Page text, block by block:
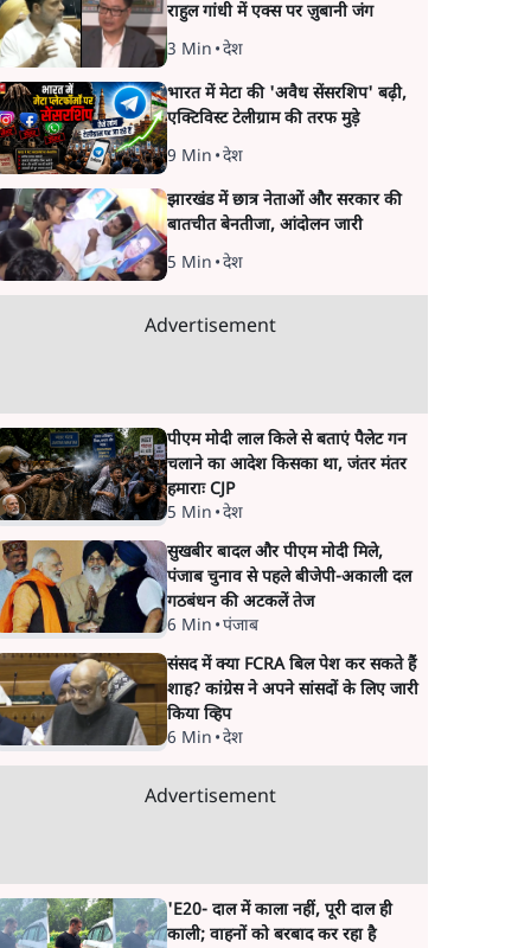
राहुल गांधी में एक्स पर ज़ुबानी जंग
3 Min •देश
भारत में मेटा की 'अवैध सेंसरशिप' बढ़ी,
एक्टिविस्ट टेलीग्राम की तरफ मुड़े
9 Min •देश
झारखंड में छात्र नेताओं और सरकार की
बातचीत बेनतीजा, आंदोलन जारी
5 Min •देश
Advertisement
पीएम मोदी लाल किले से बताएं पैलेट गन
चलाने का आदेश किसका था, जंतर मंतर
हमाराः CJP
5 Min •देश
सुखबीर बादल और पीएम मोदी मिले,
पंजाब चुनाव से पहले बीजेपी-अकाली दल
गठबंधन की अटकलें तेज
6 Min •पंजाब
संसद में क्या FCRA बिल पेश कर सकते हैं
शाह? कांग्रेस ने अपने सांसदों के लिए जारी
किया व्हिप
6 Min •देश
Advertisement
'E20- दाल में काला नहीं, पूरी दाल ही
काली; वाहनों को बरबाद कर रहा है